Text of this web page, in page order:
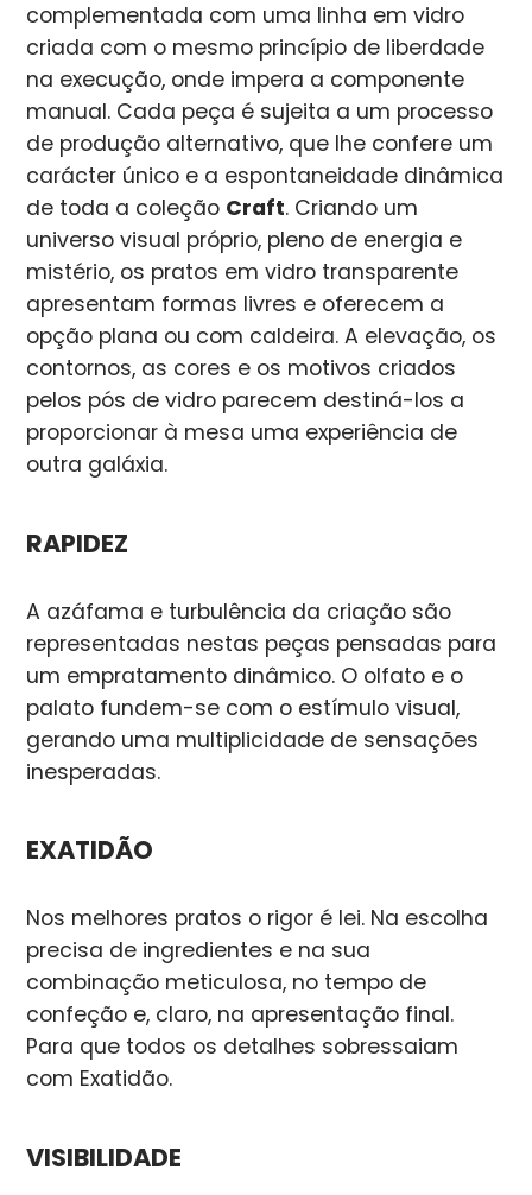
complementada com uma linha em vidro
criada com o mesmo princípio de liberdade
na execução, onde impera a componente
manual. Cada peça é sujeita a um processo
de produção alternativo, que lhe confere um
carácter único e a espontaneidade dinâmica
de toda a coleção Craft. Criando um
universo visual próprio, pleno de energia e
mistério, os pratos em vidro transparente
apresentam formas livres e oferecem a
opção plana ou com caldeira. A elevação, os
contornos, as cores e os motivos criados
pelos pós de vidro parecem destiná-los a
proporcionar à mesa uma experiência de
outra galáxia.
RAPIDEZ
A azáfama e turbulência da criação são
representadas nestas peças pensadas para
um empratamento dinâmico. O olfato e o
palato fundem-se com o estímulo visual,
gerando uma multiplicidade de sensações
inesperadas.
EXATIDÃO
Nos melhores pratos o rigor é lei. Na escolha
precisa de ingredientes e na sua
combinação meticulosa, no tempo de
confeção e, claro, na apresentação final.
Para que todos os detalhes sobressaiam
com Exatidão.
VISIBILIDADE